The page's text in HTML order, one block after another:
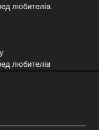
любителів.
любителів